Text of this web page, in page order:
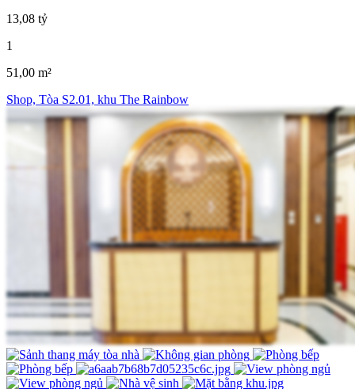
13,08 tỷ
1
51,00 m²
Shop, Tòa S2.01, khu The Rainbow